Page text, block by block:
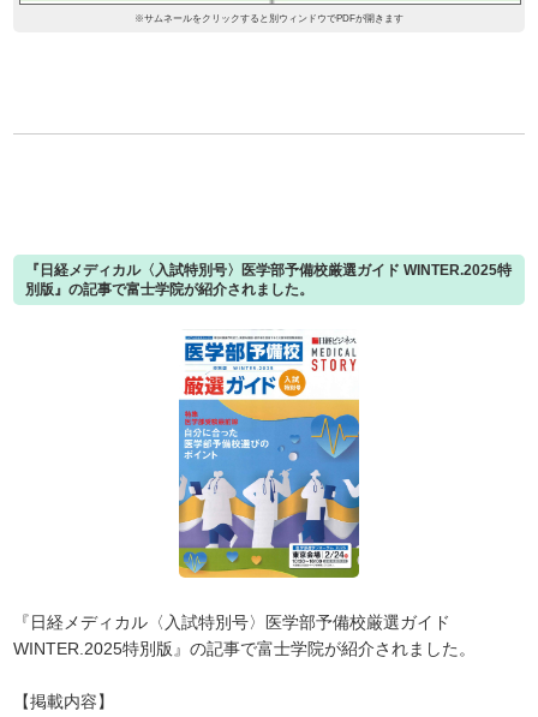
※サムネールをクリックすると別ウィンドウでPDFが開きます
『日経メディカル〈入試特別号〉医学部予備校厳選ガイド WINTER.2025特
別版』の記事で富士学院が紹介されました。
『日経メディカル〈入試特別号〉医学部予備校厳選ガイド
WINTER.2025特別版』の記事で富士学院が紹介されました。
【掲載内容】